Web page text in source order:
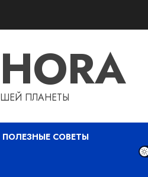
ПЛАНЕТЫ
ПОЛЕЗНЫЕ СОВЕТЫ